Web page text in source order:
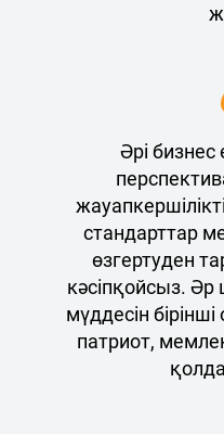
Әрі бизнес
стандарттар
өзгертуден
кәсіпқойсыз.
мүддесін
патриот,